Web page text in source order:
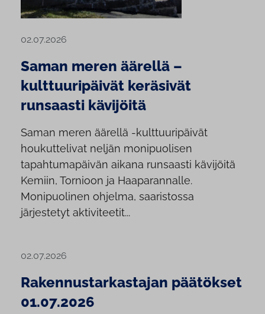
02.07.2026
Saman meren äärellä –
kulttuuripäivät keräsivät
runsaasti kävijöitä
Saman meren äärellä -kulttuuripäivät
houkuttelivat neljän monipuolisen
tapahtumapäivän aikana runsaasti kävijöitä
Kemiin, Tornioon ja Haaparannalle.
Monipuolinen ohjelma, saaristossa
järjestetyt aktiviteetit...
02.07.2026
Rakennustarkastajan päätökset
01.07.2026